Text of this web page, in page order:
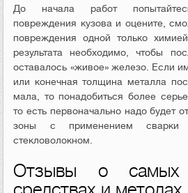
До начала работ
повреждения кузова и оцените,
повреждения одной только
результата необходимо, чтобы
оставалось «живое» железо. Если
или конечная толщина металла
мала, то понадобиться более
то есть первоначально надо будет
зоны с применением
стекловолокном.
Отзывы о самых